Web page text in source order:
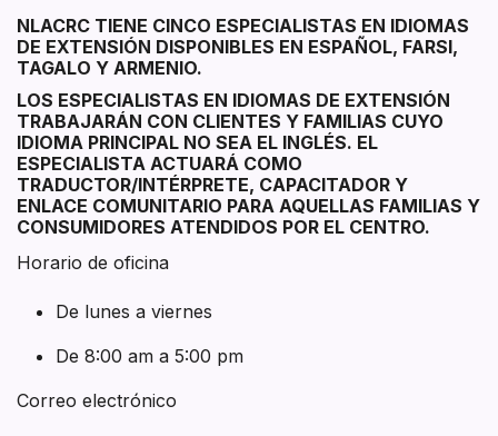
Section heading
Section heading
NLACRC TIENE CINCO ESPECIALISTAS EN IDIOMAS
DE EXTENSIÓN DISPONIBLES EN ESPAÑOL, FARSI,
TAGALO Y ARMENIO.
LOS ESPECIALISTAS EN IDIOMAS DE EXTENSIÓN
TRABAJARÁN CON CLIENTES Y FAMILIAS CUYO
IDIOMA PRINCIPAL NO SEA EL INGLÉS. EL
ESPECIALISTA ACTUARÁ COMO
TRADUCTOR/INTÉRPRETE, CAPACITADOR Y
ENLACE COMUNITARIO PARA AQUELLAS FAMILIAS Y
CONSUMIDORES ATENDIDOS POR EL CENTRO.
Horario de oficina
De lunes a viernes
De 8:00 am a 5:00 pm
Correo electrónico